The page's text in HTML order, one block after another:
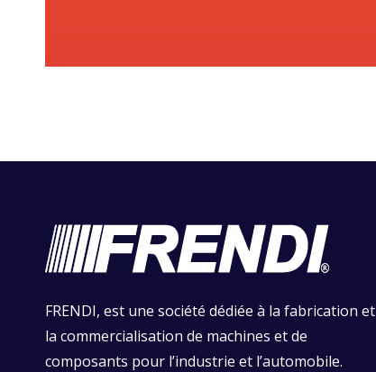
FRENDI, est une société dédiée à la fabrication et
la commercialisation de machines et de
composants pour l’industrie et l’automobile.